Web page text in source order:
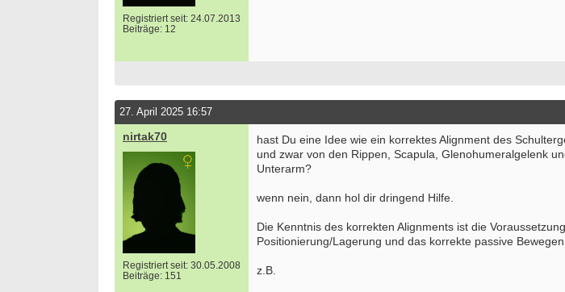
Registriert seit: 24.07.2013
Beiträge: 12
27. April 2025 16:57
nirtak70
Registriert seit: 30.05.2008
Beiträge: 151
hast Du eine Idee wie ein korrektes Alignment des
und zwar von den Rippen, Scapula, Glenohumeralgelenk
Unterarm?
wenn nein, dann hol dir dringend Hilfe.
Die Kenntnis des korrekten Alignments ist die
Positionierung/Lagerung und das korrekte passive Bewegen.
z.B.